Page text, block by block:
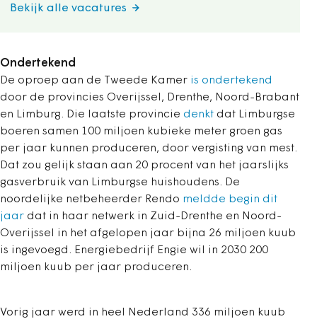
Bekijk alle vacatures
Ondertekend
De oproep aan de Tweede Kamer is ondertekend
door de provincies Overijssel, Drenthe, Noord-Brabant
en Limburg. Die laatste provincie denkt dat Limburgse
boeren samen 100 miljoen kubieke meter groen gas
per jaar kunnen produceren, door vergisting van mest.
Dat zou gelijk staan aan 20 procent van het jaarslijks
gasverbruik van Limburgse huishoudens. De
noordelijke netbeheerder Rendo meldde begin dit
jaar dat in haar netwerk in Zuid-Drenthe en Noord-
Overijssel in het afgelopen jaar bijna 26 miljoen kuub
is ingevoegd. Energiebedrijf Engie wil in 2030 200
miljoen kuub per jaar produceren.
Vorig jaar werd in heel Nederland 336 miljoen kuub